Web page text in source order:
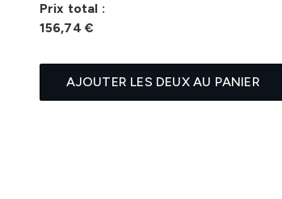
Prix ​​total :
156,74 €
AJOUTER LES DEUX AU PANIER